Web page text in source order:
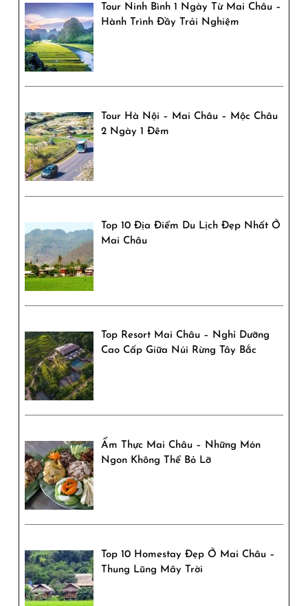
Tour Ninh Bình 1 Ngày Từ Mai Châu –
Hành Trình Đầy Trải Nghiệm
Tour Hà Nội – Mai Châu – Mộc Châu
2 Ngày 1 Đêm
Top 10 Địa Điểm Du Lịch Đẹp Nhất Ở
Mai Châu
Top Resort Mai Châu – Nghỉ Dưỡng
Cao Cấp Giữa Núi Rừng Tây Bắc
Ẩm Thực Mai Châu – Những Món
Ngon Không Thể Bỏ Lỡ
Top 10 Homestay Đẹp Ở Mai Châu –
Thung Lũng Mây Trời